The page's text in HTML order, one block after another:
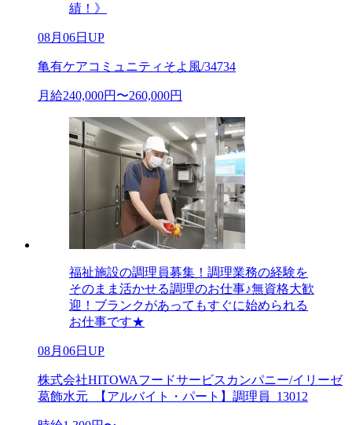
績！》
08月06日UP
亀有ケアコミュニティそよ風/34734
月給240,000円〜260,000円
福祉施設の調理員募集！調理業務の経験を
そのまま活かせる調理のお仕事♪無資格大歓
迎！ブランクがあってもすぐに始められる
お仕事です★
08月06日UP
株式会社HITOWAフードサービスカンパニー/イリーゼ
葛飾水元_【アルバイト・パート】調理員_13012